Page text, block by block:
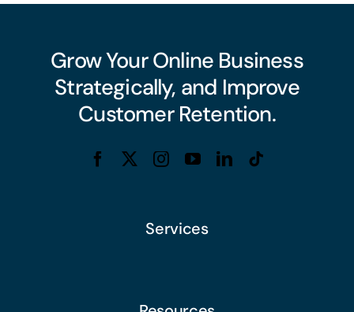
Grow Your Online Business
Strategically, and Improve
Customer Retention.
Services